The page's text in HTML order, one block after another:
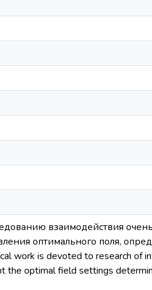
взаимодействия
оптимального поля,
work is devoted to research of
the optimal field settings